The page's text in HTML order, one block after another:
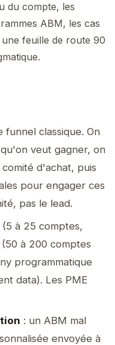
du compte, les
ABM, les cas
feuille de route 90
funnel classique. On
veut gagner, on
d'achat, puis
pour engager ces
pas le lead.
(5 à 25 comptes,
à 200 comptes
programmatique
data). Les PME
: un ABM mal
envoyée à